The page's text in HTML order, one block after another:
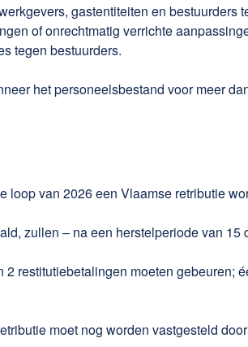
gastentiteiten en
of onrechtmatig verrichte
tegen bestuurders.
het personeelsbestand voor meer
van 2026 een Vlaamse retributie
zullen – na een herstelperiode van
restitutiebetalingen moeten gebeuren;
moet nog worden vastgesteld